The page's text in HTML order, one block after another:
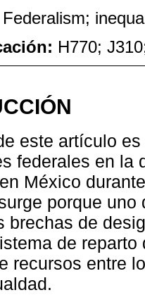
Federalism;
H770;
este artículo
federales en la
México
porque
brechas de
de
recursos entre